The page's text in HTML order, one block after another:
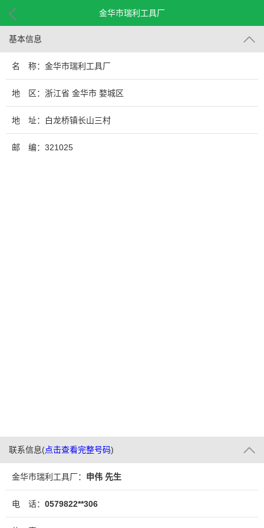
金华市瑞利工具厂
基本信息
名 称：金华市瑞利工具厂
地 区：浙江省 金华市 婺城区
地 址：白龙桥镇长山三村
邮 编：321025
联系信息(点击查看完整号码)
金华市瑞利工具厂： 申伟 先生
电 话： 0579822**306